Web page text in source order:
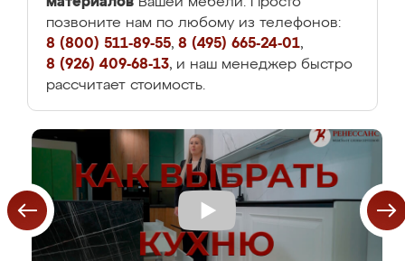
позвоните нам по любому из телефонов:
8 (800) 511-89-55, 8 (495) 665-24-01,
8 (926) 409-68-13, и наш менеджер быстро
рассчитает стоимость.